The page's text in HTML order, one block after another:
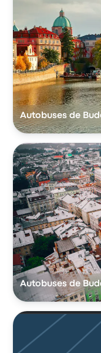
Autobuses de
Autobuses de